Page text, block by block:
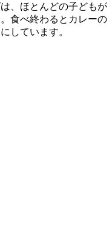
、ほとんどの子どもが
食べ終わるとカレーの
しています。